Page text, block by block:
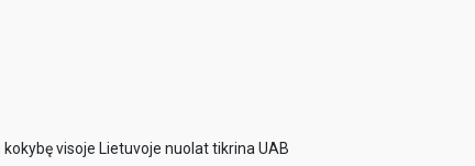
visoje Lietuvoje nuolat tikrina UAB